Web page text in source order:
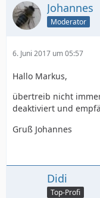
Johannes
Moderator
6. Juni 2017 um 05:57
Hallo Markus,
übertreib nicht
deaktiviert und
Gruß Johannes
Didi
Top-Profi